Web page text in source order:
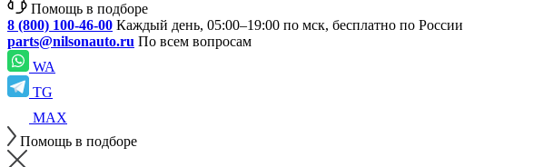
Помощь в подборе
8 (800) 100-46-00 Каждый день, 05:00–19:00 по мск, бесплатно по России
parts@nilsonauto.ru По всем вопросам
WA
TG
MAX
Помощь в подборе